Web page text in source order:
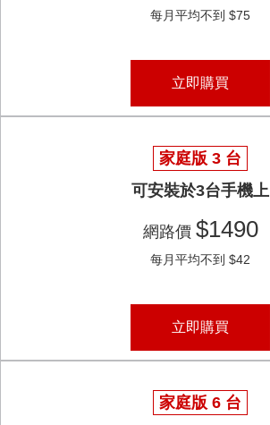
每月平均不到 $75
立即購買
家庭版 3 台
可安裝於3台手機上
網路價 $1490
每月平均不到 $42
立即購買
家庭版 6 台